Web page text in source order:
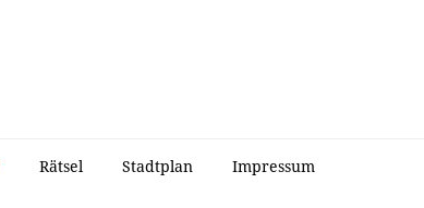
Rätsel Stadtplan Impressum